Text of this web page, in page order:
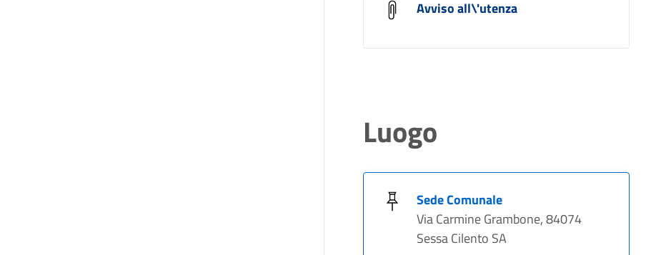
Avviso all\'utenza
Luogo
Sede Comunale
Via Carmine Grambone, 84074
Sessa Cilento SA